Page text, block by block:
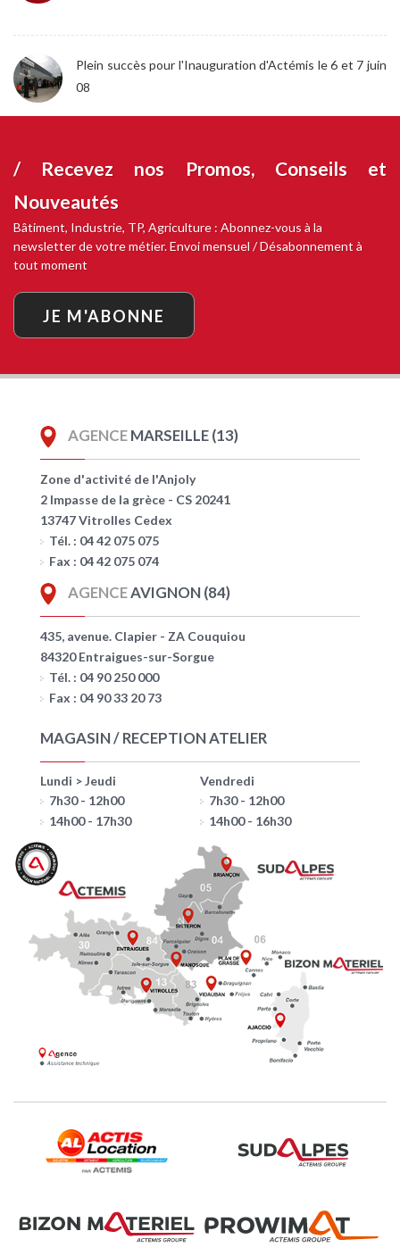
Plein succès pour l'Inauguration d'Actémis le 6 et 7 juin
08
/ Recevez nos Promos, Conseils et
Nouveautés
Bâtiment, Industrie, TP, Agriculture : Abonnez-vous à la
newsletter de votre métier. Envoi mensuel / Désabonnement à
tout moment
JE M'ABONNE
AGENCEMARSEILLE (13)
Zone d'activité de l'Anjoly
2 Impasse de la grèce - CS 20241
13747 Vitrolles Cedex
Tél. : 04 42 075 075
Fax : 04 42 075 074
AGENCEAVIGNON (84)
435, avenue. Clapier - ZA Couquiou
84320 Entraigues-sur-Sorgue
Tél. : 04 90 250 000
Fax : 04 90 33 20 73
MAGASIN / RECEPTION ATELIER
Lundi > Jeudi
7h30 - 12h00
14h00 - 17h30
Vendredi
7h30 - 12h00
14h00 - 16h30